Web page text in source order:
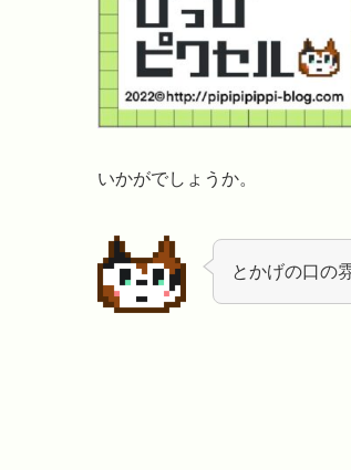
いかがでしょうか。
とかげの口の